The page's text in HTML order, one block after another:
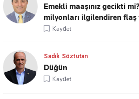
Emekli maaşınız gecikti
milyonları ilgilendiren flaş
Kaydet
Sadık Söztutan
Düğün
Kaydet